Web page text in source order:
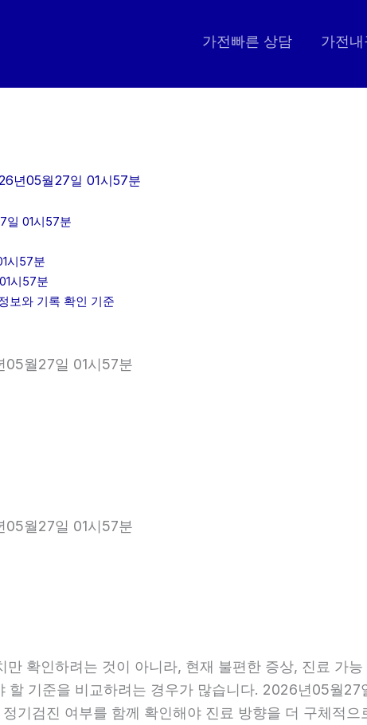
가전빠른 상담 가전내
년05월27일 01시57분
일 01시57분
시57분
시57분
보와 기록 확인 기준
월27일 01시57분
월27일 01시57분
확인하려는 것이 아니라, 현재 불편한 증상, 진료 가
기준을 비교하려는 경우가 많습니다. 2026년05월
기검진 여부를 함께 확인해야 진료 방향을 더 구체적